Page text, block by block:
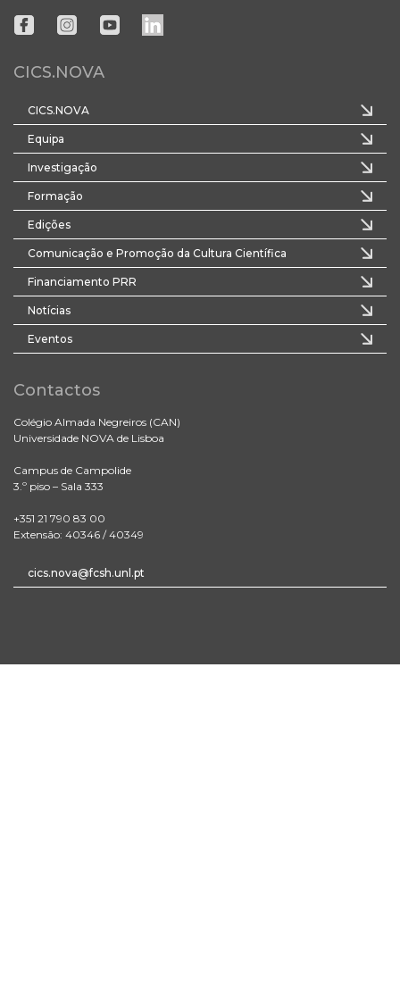
CICS.NOVA
CICS.NOVA
Equipa
Investigação
Formação
Edições
Comunicação e Promoção da Cultura Científica
Financiamento PRR
Notícias
Eventos
Contactos
Colégio Almada Negreiros (CAN)
Universidade NOVA de Lisboa
Campus de Campolide
3.º piso – Sala 333
+351 21 790 83 00
Extensão: 40346 / 40349
cics.nova@fcsh.unl.pt